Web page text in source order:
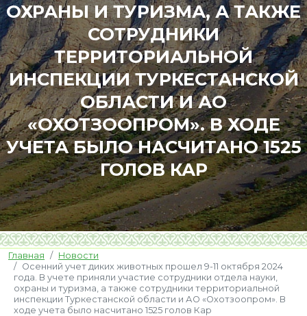
ОХРАНЫ И ТУРИЗМА, А ТАКЖЕ
СОТРУДНИКИ
ТЕРРИТОРИАЛЬНОЙ
ИНСПЕКЦИИ ТУРКЕСТАНСКОЙ
ОБЛАСТИ И АО
«ОХОТЗООПРОМ». В ХОДЕ
УЧЕТА БЫЛО НАСЧИТАНО 1525
ГОЛОВ КАР
Главная
Новости
Осенний учет диких животных прошел 9-11 октября 2024
года. В учете приняли участие сотрудники отдела науки,
охраны и туризма, а также сотрудники территориальной
инспекции Туркестанской области и АО «Охотзоопром». В
ходе учета было насчитано 1525 голов Кар